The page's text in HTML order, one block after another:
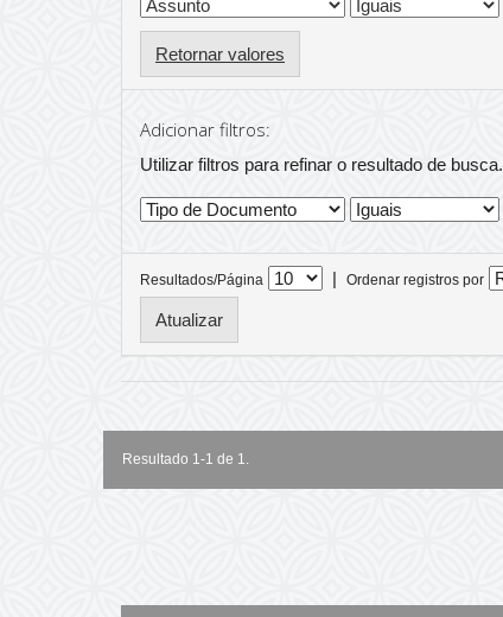
Retornar valores
Adicionar filtros:
Utilizar filtros para refinar o resultado de busca.
Resultados/Página | Ordenar registros por
Resultado 1-1 de 1.